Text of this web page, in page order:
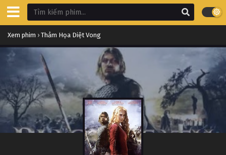
Xem phim › Thảm Họa Diệt Vong